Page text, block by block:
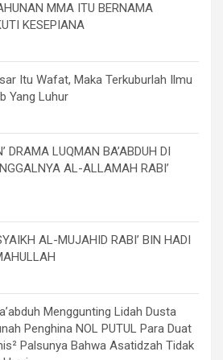
MMA ITU BERNAMA
KESEPIANA
Itu Wafat, Maka Terkuburlah Ilmu
Yang Luhur
DRAMA LUQMAN BA’ABDUH DI
AL-ALLAMAH RABI’
AL-MUJAHID RABI’ BIN HADI
Menggunting Lidah Dusta
Penghina NOL PUTUL Para Duat
Palsunya Bahwa Asatidzah Tidak